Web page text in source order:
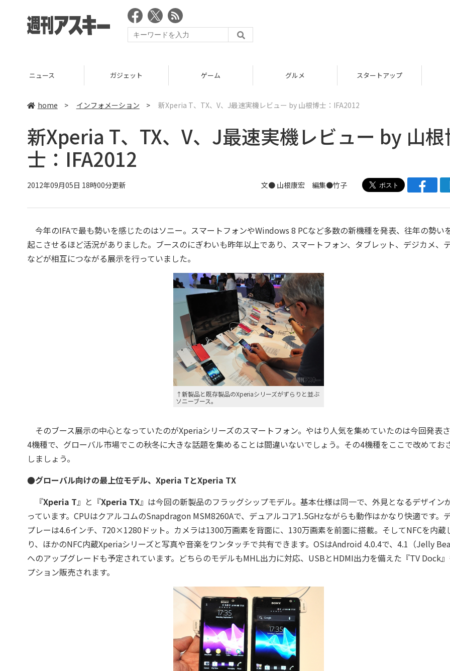
ニュース ガジェット ゲーム グルメ スタートアップ
home > インフォメーション > 新Xperia T、TX、V、J最速実機レビュー by 山根博士：IFA2012
新Xperia T、TX、V、J最速実機レビュー by 山根
士：IFA2012
2012年09月05日 18時00分更新 文● 山根康宏 編集●竹子
今年のIFAで最も勢いを感じたのはソニー。スマートフォンやWindows 8 PCなど多数の新機種を発表、往年の勢い
起こさせるほど活況がありました。ブースのにぎわいも昨年以上であり、スマートフォン、タブレット、デジカメ、
などが相互につながる展示を行っていました。
↑新製品と既存製品のXperiaシリーズがずらりと並ぶ
ソニーブース。
そのブース展示の中心となっていたのがXperiaシリーズのスマートフォン。やはり人気を集めていたのは今回発表
4機種で、グローバル市場でこの秋冬に大きな話題を集めることは間違いないでしょう。その4機種をここで改めてお
しましょう。
●グローバル向けの最上位モデル、Xperia TとXperia TX
『Xperia T』と『Xperia TX』は今回の新製品のフラッグシップモデル。基本仕様は同一で、外見となるデザイン
っています。CPUはクアルコムのSnapdragon MSM8260Aで、デュアルコア1.5GHzながらも動作はかなり快適です。
プレーは4.6インチ、720×1280ドット。カメラは1300万画素を背面に、130万画素を前面に搭載。そしてNFCを内蔵
り、ほかのNFC内蔵Xperiaシリーズと写真や音楽をワンタッチで共有できます。OSはAndroid 4.0.4で、4.1（Jelly
へのアップグレードも予定されています。どちらのモデルもMHL出力に対応、USBとHDMI出力を備えた『TV Dock
プション販売されます。